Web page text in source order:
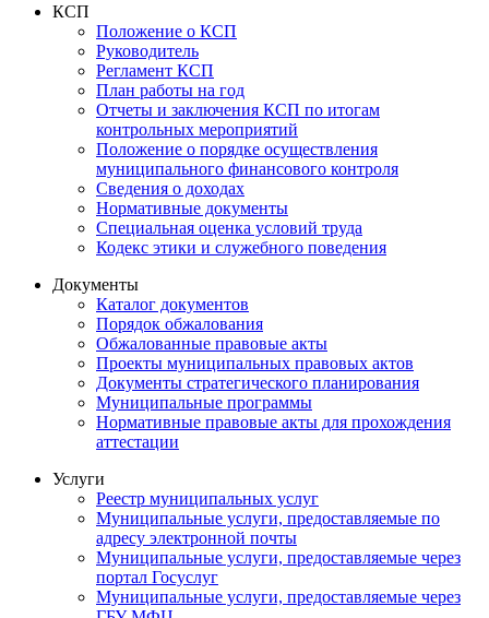
КСП
Положение о КСП
Руководитель
Регламент КСП
План работы на год
Отчеты и заключения КСП по итогам
контрольных мероприятий
Положение о порядке осуществления
муниципального финансового контроля
Сведения о доходах
Нормативные документы
Специальная оценка условий труда
Кодекс этики и служебного поведения
Документы
Каталог документов
Порядок обжалования
Обжалованные правовые акты
Проекты муниципальных правовых актов
Документы стратегического планирования
Муниципальные программы
Нормативные правовые акты для прохождения
аттестации
Услуги
Реестр муниципальных услуг
Муниципальные услуги, предоставляемые по
адресу электронной почты
Муниципальные услуги, предоставляемые через
портал Госуслуг
Муниципальные услуги, предоставляемые через